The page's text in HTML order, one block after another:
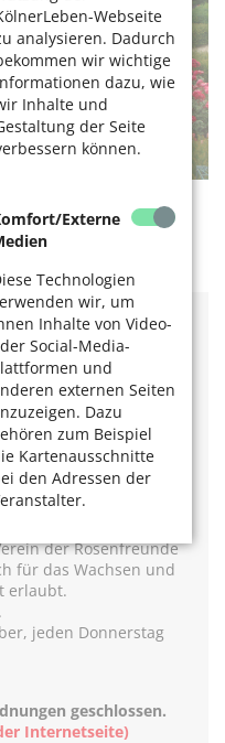
Webseite
analysieren. Dadurch
wir wichtige
dazu, wie
Inhalte und
der Seite
können.
Externe
Technologien
wir, um
Inhalte von Video-
Social-Media-
und
externen Seiten
Dazu
zum Beispiel
Kartenausschnitte
den Adressen der
Düvel, Redaktion
Rosengarten Hadamar
der Rosenfreunde
für das Wachsen und
erlaubt.
jeden Donnerstag
geschlossen.
Internetseite)